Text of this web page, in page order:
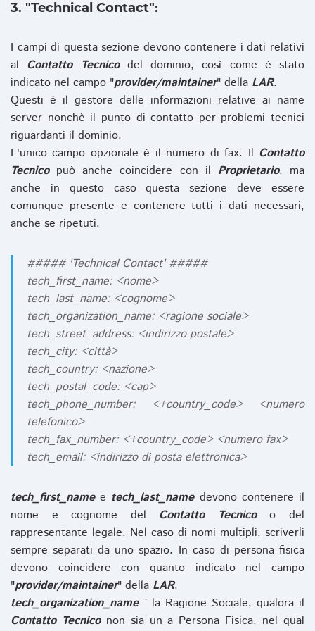
3. "Technical Contact":
I campi di questa sezione devono contenere i dati relativi
al Contatto Tecnicodel dominio, così come è stato
indicato nel campo "provider/maintainer" della LAR.
Questi è il gestore delle informazioni relative ai name
server nonchè il punto di contatto per problemi tecnici
riguardanti il dominio.
L'unico campo opzionale è il numero di fax. Il Contatto
Tecnicopuò anche coincidere con il Proprietario, ma
anche in questo caso questa sezione deve essere
comunque presente e contenere tutti i dati necessari,
anche se ripetuti.
##### 'Technical Contact' #####
tech_first_name: <nome>
tech_last_name: <cognome>
tech_organization_name: <ragione sociale>
tech_street_address: <indirizzo postale>
tech_city: <città>
tech_country: <nazione>
tech_postal_code: <cap>
tech_phone_number: <+country_code> <numero
telefonico>
tech_fax_number: <+country_code> <numero fax>
tech_email: <indirizzo di posta elettronica>
tech_first_namee tech_last_namedevono contenere il
nome e cognome del Contatto Tecnicoo del
rappresentante legale. Nel caso di nomi multipli, scriverli
sempre separati da uno spazio. In caso di persona fisica
devono coincidere con quanto indicato nel campo
"provider/maintainer" della LAR.
tech_organization_name` la Ragione Sociale, qualora il
Contatto Tecniconon sia un a Persona Fisica, nel qual